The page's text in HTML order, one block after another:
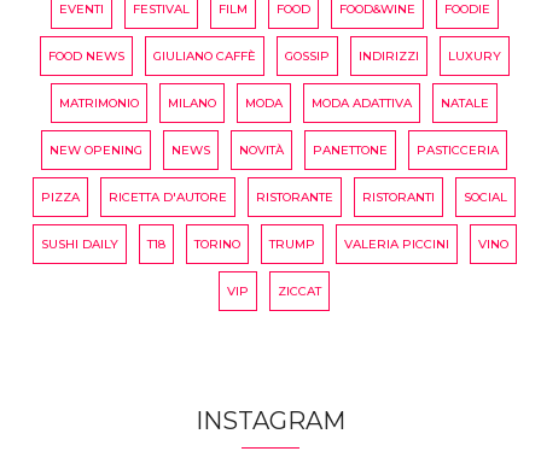
EVENTI FESTIVAL FILM FOOD FOOD&WINE FOODIE
FOOD NEWS GIULIANO CAFFÈ GOSSIP INDIRIZZI LUXURY
MATRIMONIO MILANO MODA MODA ADATTIVA NATALE
NEW OPENING NEWS NOVITÀ PANETTONE PASTICCERIA
PIZZA RICETTA D'AUTORE RISTORANTE RISTORANTI SOCIAL
SUSHI DAILY T18 TORINO TRUMP VALERIA PICCINI VINO
VIP ZICCAT
INSTAGRAM